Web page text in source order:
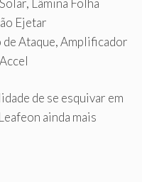
Lâmina Folha
Ejetar
de Ataque, Amplificador
de se esquivar em
ainda mais